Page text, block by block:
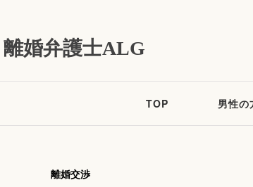
離婚弁護士ALG
TOP 男性の
離婚交渉